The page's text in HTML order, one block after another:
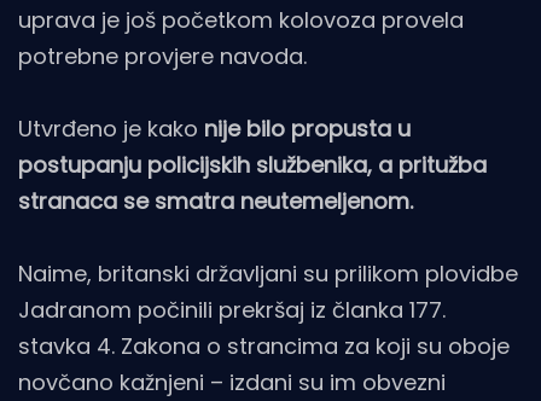
uprava je još početkom kolovoza provela
potrebne provjere navoda.
Utvrđeno je kako nije bilo propusta u
postupanju policijskih službenika, a pritužba
stranaca se smatra neutemeljenom.
Naime, britanski državljani su prilikom plovidbe
Jadranom počinili prekršaj iz članka 177.
stavka 4. Zakona o strancima za koji su oboje
novčano kažnjeni – izdani su im obvezni